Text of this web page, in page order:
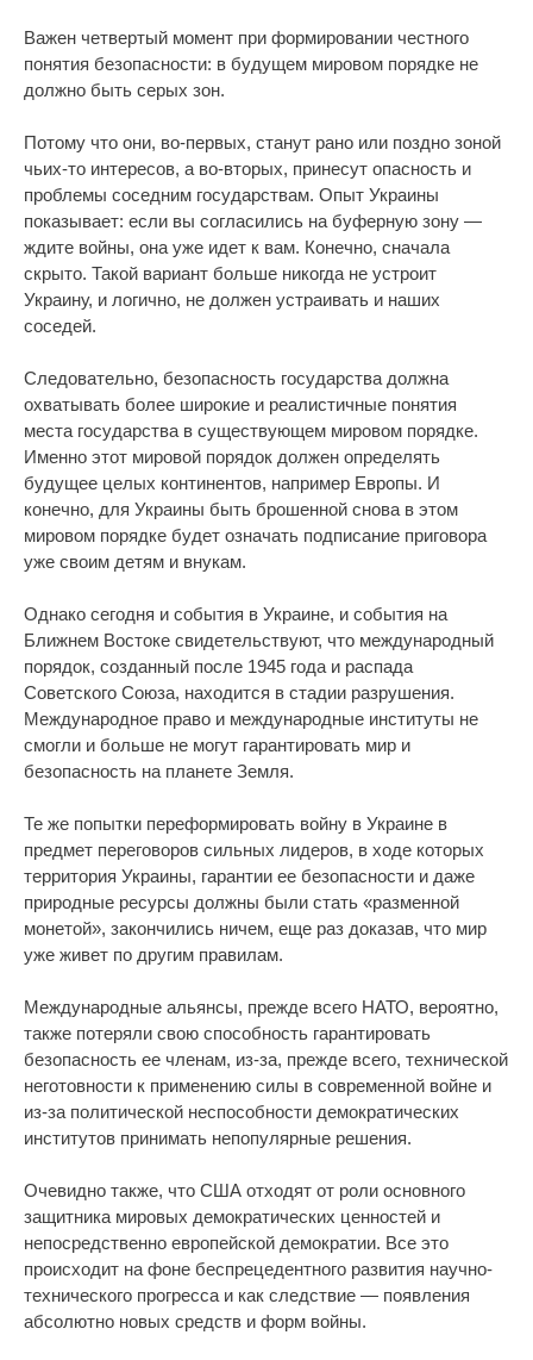
Важен четвертый момент при формировании честного
понятия безопасности: в будущем мировом порядке не
должно быть серых зон.
Потому что они, во-первых, станут рано или поздно зоной
чьих-то интересов, а во-вторых, принесут опасность и
проблемы соседним государствам. Опыт Украины
показывает: если вы согласились на буферную зону —
ждите войны, она уже идет к вам. Конечно, сначала
скрыто. Такой вариант больше никогда не устроит
Украину, и логично, не должен устраивать и наших
соседей.
Следовательно, безопасность государства должна
охватывать более широкие и реалистичные понятия
места государства в существующем мировом порядке.
Именно этот мировой порядок должен определять
будущее целых континентов, например Европы. И
конечно, для Украины быть брошенной снова в этом
мировом порядке будет означать подписание приговора
уже своим детям и внукам.
Однако сегодня и события в Украине, и события на
Ближнем Востоке свидетельствуют, что международный
порядок, созданный после 1945 года и распада
Советского Союза, находится в стадии разрушения.
Международное право и международные институты не
смогли и больше не могут гарантировать мир и
безопасность на планете Земля.
Те же попытки переформировать войну в Украине в
предмет переговоров сильных лидеров, в ходе которых
территория Украины, гарантии ее безопасности и даже
природные ресурсы должны были стать «разменной
монетой», закончились ничем, еще раз доказав, что мир
уже живет по другим правилам.
Международные альянсы, прежде всего НАТО, вероятно,
также потеряли свою способность гарантировать
безопасность ее членам, из-за, прежде всего, технической
неготовности к применению силы в современной войне и
из-за политической неспособности демократических
институтов принимать непопулярные решения.
Очевидно также, что США отходят от роли основного
защитника мировых демократических ценностей и
непосредственно европейской демократии. Все это
происходит на фоне беспрецедентного развития научно-
технического прогресса и как следствие — появления
абсолютно новых средств и форм войны.